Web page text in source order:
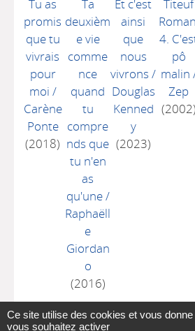
Tu as
promis
que tu
vivrais
pour
moi /
Carène
Ponte
(2018)
Ta
deuxièm
e vie
comme
nce
quand
tu
compre
nds que
tu n'en
as
qu'une/
Raphaëll
e
Giordan
o
(2016)
Et c'est
ainsi
que
nous
vivrons /
Douglas
Kenned
y
(2023)
Titeuf
4.
pô
malin
Zep
(2002)
Ce site utilise des cookies et vous
vous souhaitez activer